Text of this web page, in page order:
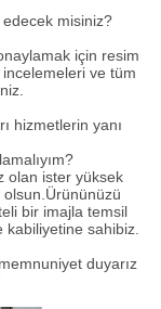
misiniz?
için resim
ve tüm
hizmetlerin yanı
olan ister yüksek
olsun.Ürününüzü
bir imajla temsil
kabiliyetine sahibiz.
duyarız